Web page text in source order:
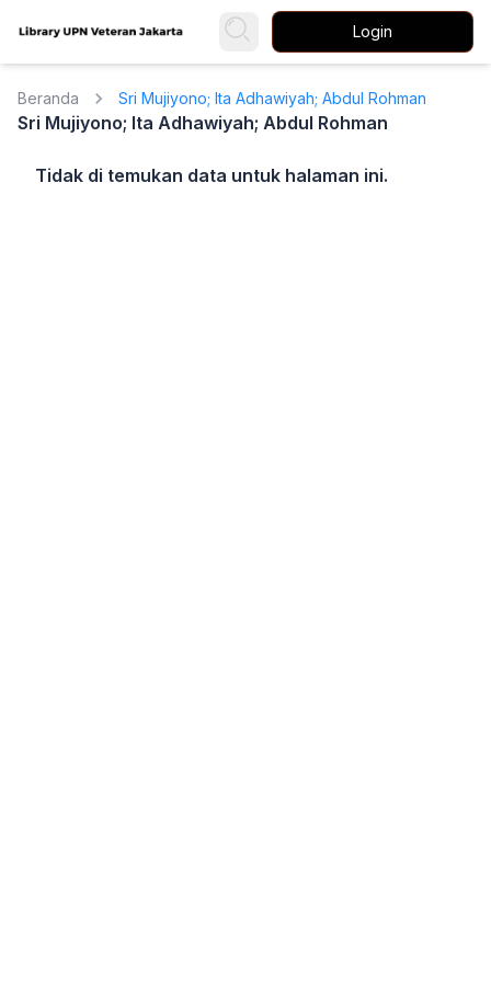
Login
Beranda Sri Mujiyono; Ita Adhawiyah; Abdul Rohman
Sri Mujiyono; Ita Adhawiyah; Abdul Rohman
Tidak di temukan data untuk halaman ini.